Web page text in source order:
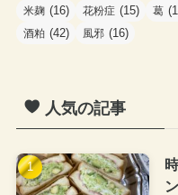
米麹 (16) 花粉症 (15) 葛
酒粕 (42) 風邪 (16)
人気の記事